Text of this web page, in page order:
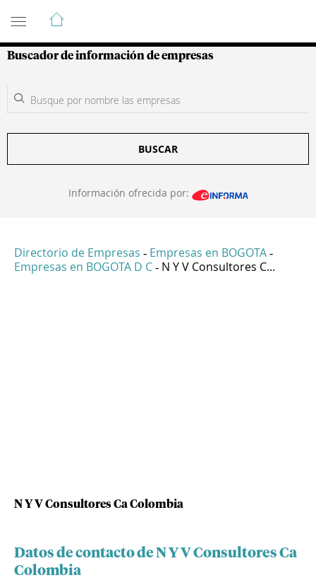
Guía de Empresas Colombianas
Buscador de información de empresas
BUSCAR
Información ofrecida por:
Directorio de Empresas - Empresas en BOGOTA -
Empresas en BOGOTA D C - N Y V Consultores C...
N Y V Consultores Ca Colombia
Datos de contacto de N Y V Consultores Ca
Colombia